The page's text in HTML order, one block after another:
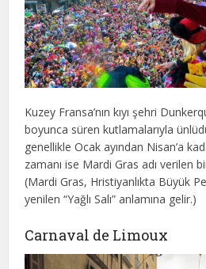
Kuzey Fransa’nın kıyı şehri
boyunca süren kutlamalarıyla
genellikle Ocak ayından Nisan’a
zamanı ise Mardi Gras adı verilen
(Mardi Gras, Hristiyanlıkta Büyük
yenilen “Yağlı Salı” anlamına gelir.)
Carnaval de Limoux